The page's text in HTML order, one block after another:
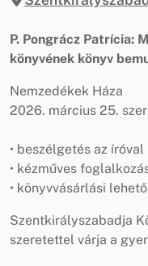
P. Pongrácz Patrícia:
könyvének könyv
Nemzedékek Háza
2026. március 25.
• beszélgetés az íróval
• kézműves
• könyvvásárlási
Szentkirályszabadja
szeretettel várja a